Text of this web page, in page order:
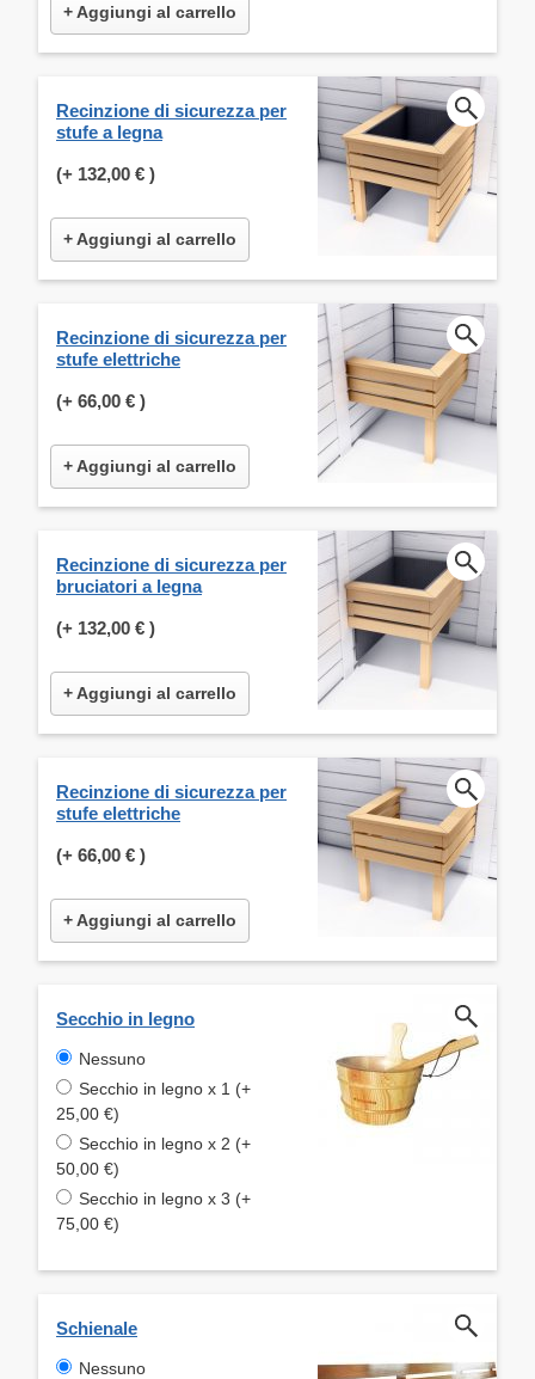
+ Aggiungi al carrello
Recinzione di sicurezza per
stufe a legna
(+ 132,00 € )
+ Aggiungi al carrello
Recinzione di sicurezza per
stufe elettriche
(+ 66,00 € )
+ Aggiungi al carrello
Recinzione di sicurezza per
bruciatori a legna
(+ 132,00 € )
+ Aggiungi al carrello
Recinzione di sicurezza per
stufe elettriche
(+ 66,00 € )
+ Aggiungi al carrello
Secchio in legno
Nessuno
Secchio in legno x 1 (+
25,00 €)
Secchio in legno x 2 (+
50,00 €)
Secchio in legno x 3 (+
75,00 €)
Schienale
Nessuno